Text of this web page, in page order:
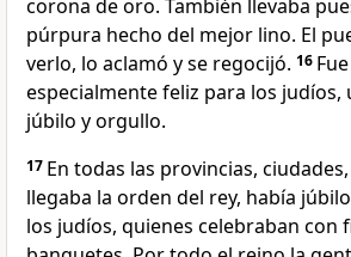
corona de oro. También llevaba
púrpura hecho del mejor lino. El
verlo, lo aclamó y se regocijó. 16
especialmente feliz para los judíos,
júbilo y orgullo.
17 En todas las provincias,
llegaba la orden del rey, había
los judíos, quienes celebraban con